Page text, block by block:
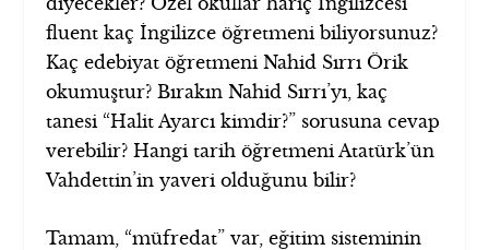
fluent kaç İngilizce öğretmeni biliyorsunuz?
Kaç edebiyat öğretmeni Nahid Sırrı Örik
okumuştur? Bırakın Nahid Sırrı’yı, kaç
tanesi “Halit Ayarcı kimdir?” sorusuna cevap
verebilir? Hangi tarih öğretmeni Atatürk’ün
Vahdettin’in yaveri olduğunu bilir?
Tamam, “müfredat” var, eğitim sisteminin